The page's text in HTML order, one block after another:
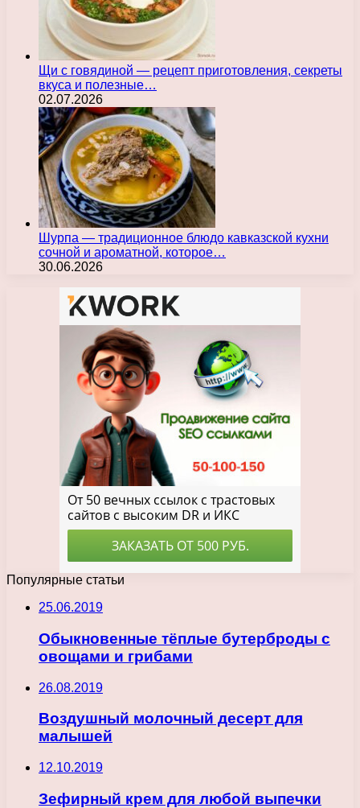
Щи с говядиной — рецепт приготовления, секреты
вкуса и полезные…
02.07.2026
Шурпа — традиционное блюдо кавказской кухни
сочной и ароматной, которое…
30.06.2026
Популярные статьи
25.06.2019
Обыкновенные тёплые бутерброды с
овощами и грибами
26.08.2019
Воздушный молочный десерт для
малышей
12.10.2019
Зефирный крем для любой выпечки